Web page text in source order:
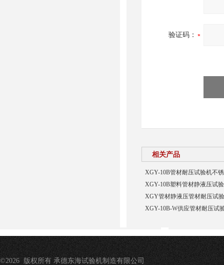
验证码：
相关产品
XGY-10B管材耐压试验机不
XGY-10B塑料管材静液压试
XGY管材静液压管材耐压试
XGY-10B-W供应管材耐压试
©2026 版权所有 承德东海试验机制造有限公司